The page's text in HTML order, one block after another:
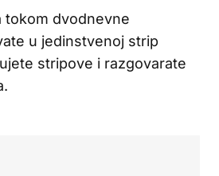
tokom dvodnevne
u jedinstvenoj strip
stripove i razgovarate